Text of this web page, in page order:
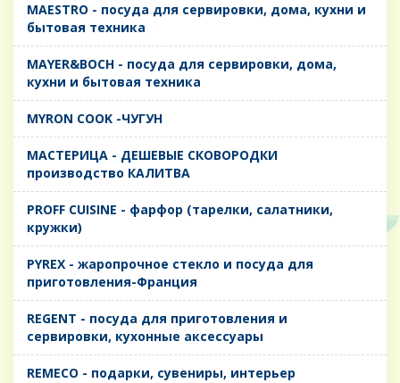
MAESTRO - посуда для сервировки, дома, кухни и
бытовая техника
MAYER&BOCH - посуда для сервировки, дома,
кухни и бытовая техника
MYRON COOK -ЧУГУН
MАСТЕРИЦА - ДЕШЕВЫЕ СКОВОРОДКИ
производство КАЛИТВА
PROFF CUISINE - фарфор (тарелки, салатники,
кружки)
PYREX - жаропрочное стекло и посуда для
приготовления-Франция
REGENT - посуда для приготовления и
сервировки, кухонные аксессуары
REMECO - подарки, сувениры, интерьер